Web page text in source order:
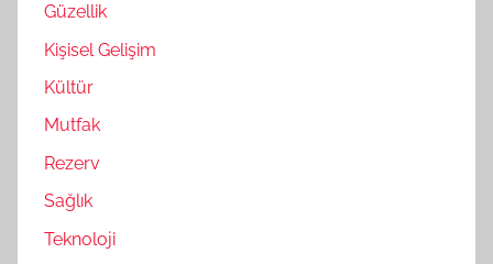
Güzellik
Kişisel Gelişim
Kültür
Mutfak
Rezerv
Sağlık
Teknoloji